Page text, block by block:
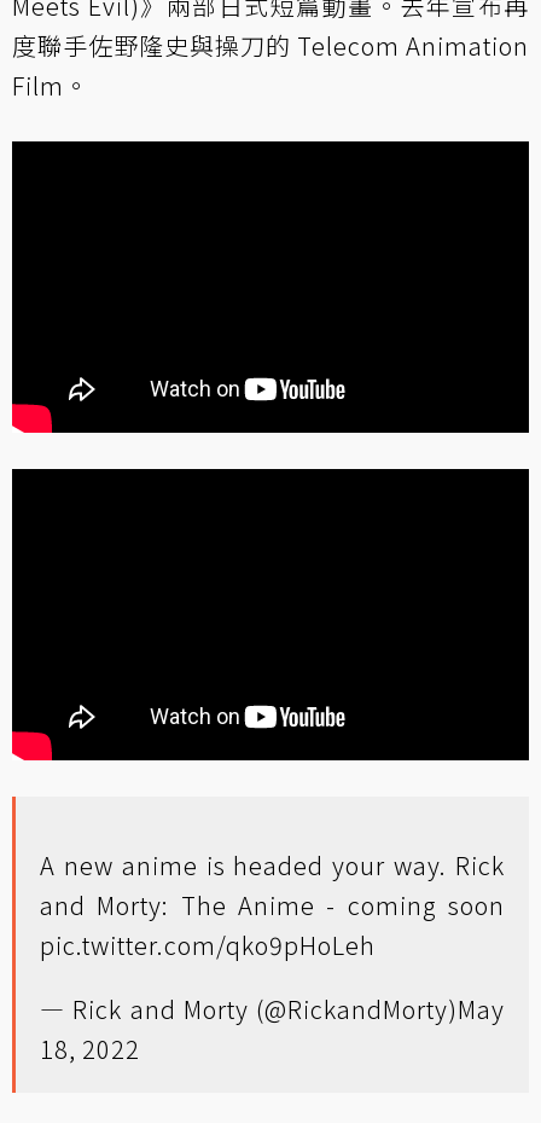
度聯手佐野隆史與操刀的 Telecom Animation
Film。
A new anime is headed your way. Rick
and Morty: The Anime - coming soon
pic.twitter.com/qko9pHoLeh
— Rick and Morty (@RickandMorty)May
18, 2022